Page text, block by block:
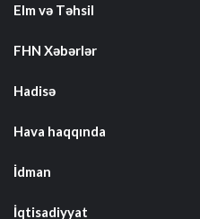
Elm və Təhsil
FHN Xəbərlər
Hadisə
Hava haqqında
İdman
İqtisadiyyat